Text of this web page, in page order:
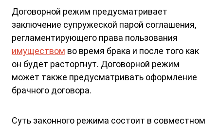
Договорной режим предусматривает
заключение супружеской парой соглашения,
регламентирующего права пользования
имуществом во время брака и после того как
он будет расторгнут. Договорной режим
может также предусматривать оформление
брачного договора.
Суть законного режима состоит в совместном